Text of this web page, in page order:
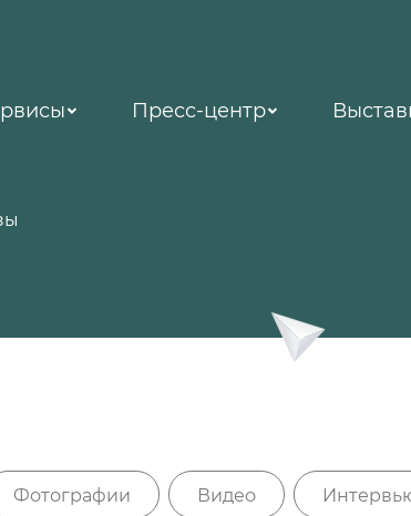
Пресс-центр
Фотографии Видео